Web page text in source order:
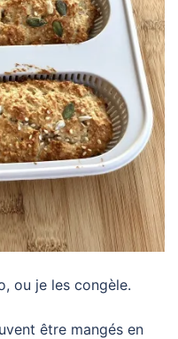
ou je les congèle.
être mangés en